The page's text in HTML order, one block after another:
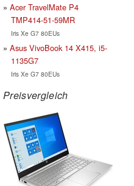
Acer TravelMate P4
TMP414-51-59MR
Iris Xe G7 80EUs
Asus VivoBook 14 X415, i5-
1135G7
Iris Xe G7 80EUs
Preisvergleich